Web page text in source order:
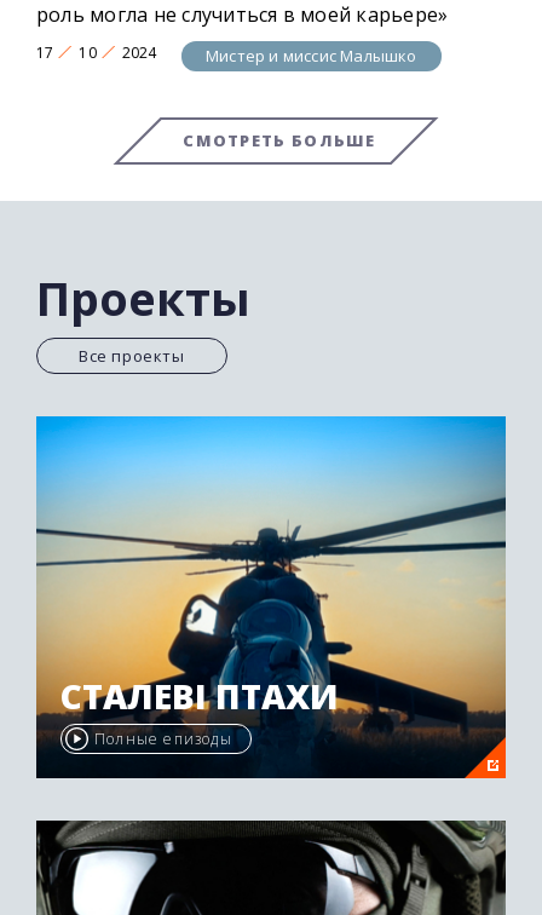
роль могла не случиться в моей карьере»
17 10 2024 Мистер и миссис Малышко
СМОТРЕТЬ БОЛЬШЕ
Проекты
Все проекты
СТАЛЕВІ ПТАХИ
Полные епизоды